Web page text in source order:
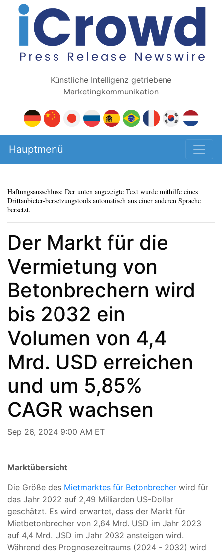
Künstliche Intelligenz getriebene
Marketingkommunikation
Hauptmenü
Haftungsausschluss: Der unten angezeigte Text wurde mithilfe eines
Drittanbieter-bersetzungstools automatisch aus einer anderen Sprache
bersetzt.
Der Markt für die
Vermietung von
Betonbrechern wird
bis 2032 ein
Volumen von 4,4
Mrd. USD erreichen
und um 5,85%
CAGR wachsen
Sep 26, 2024 9:00 AM ET
Marktübersicht
Die Größe des Mietmarktes für Betonbrecher wird für
das Jahr 2022 auf 2,49 Milliarden US-Dollar
geschätzt. Es wird erwartet, dass der Markt für
Mietbetonbrecher von 2,64 Mrd. USD im Jahr 2023
auf 4,4 Mrd. USD im Jahr 2032 ansteigen wird.
Während des Prognosezeitraums (2024 - 2032) wird